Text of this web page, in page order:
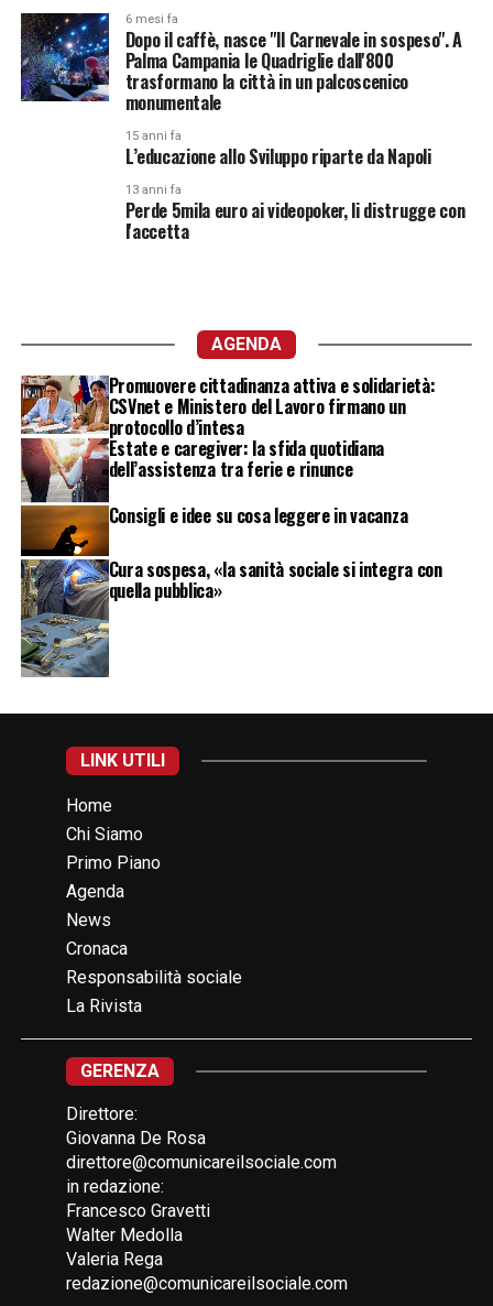
6 mesi fa
Dopo il caffè, nasce "Il Carnevale in sospeso". A
Palma Campania le Quadriglie dall'800
trasformano la città in un palcoscenico
monumentale
15 anni fa
L’educazione allo Sviluppo riparte da Napoli
13 anni fa
Perde 5mila euro ai videopoker, li distrugge con
l'accetta
AGENDA
Promuovere cittadinanza attiva e solidarietà:
CSVnet e Ministero del Lavoro firmano un
protocollo d’intesa
Estate e caregiver: la sfida quotidiana
dell’assistenza tra ferie e rinunce
Consigli e idee su cosa leggere in vacanza
Cura sospesa, «la sanità sociale si integra con
quella pubblica»
LINK UTILI
Home
Chi Siamo
Primo Piano
Agenda
News
Cronaca
Responsabilità sociale
La Rivista
GERENZA
Direttore:
Giovanna De Rosa
direttore@comunicareilsociale.com
in redazione:
Francesco Gravetti
Walter Medolla
Valeria Rega
redazione@comunicareilsociale.com